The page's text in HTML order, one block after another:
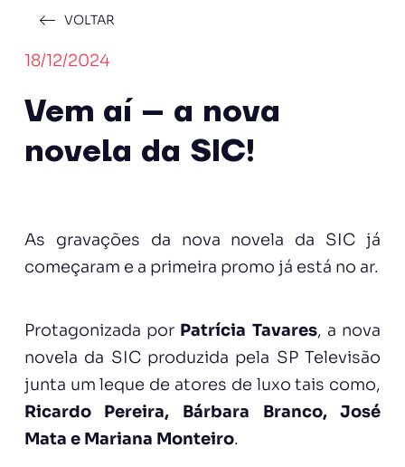
VOLTAR
18/12/2024
Vem aí – a nova
novela da SIC!
As gravações da nova novela da SIC já
começaram e a primeira promo já está no ar.
Protagonizada por Patrícia Tavares, a nova
novela da SIC produzida pela SP Televisão
junta um leque de atores de luxo tais como,
Ricardo Pereira, Bárbara Branco, José
Mata e Mariana Monteiro.